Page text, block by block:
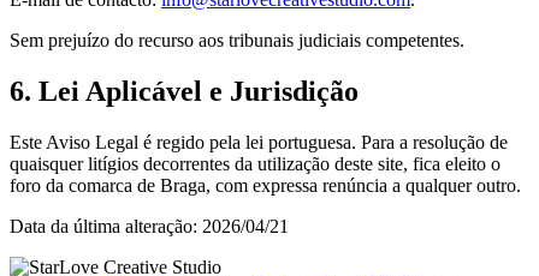
Sem prejuízo do recurso aos tribunais judiciais competentes.
6. Lei Aplicável e Jurisdição
Este Aviso Legal é regido pela lei portuguesa. Para a resolução de
quaisquer litígios decorrentes da utilização deste site, fica eleito o
foro da comarca de Braga, com expressa renúncia a qualquer outro.
Data da última alteração: 2026/04/21